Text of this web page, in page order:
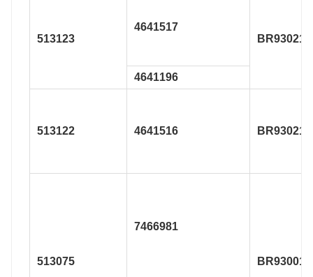
513123
4641517
BR930215
4641196
513122 4641516 BR930216
513075
7466981
BR930013